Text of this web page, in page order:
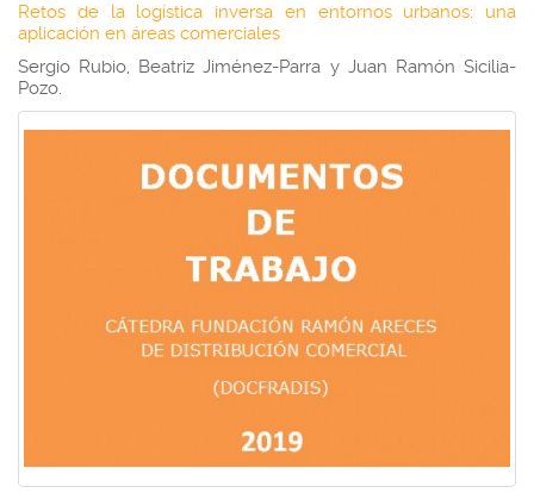
Retos de la logística inversa en entornos urbanos: una
aplicación en áreas comerciales
Sergio Rubio, Beatriz Jiménez-Parra y Juan Ramón Sicilia-
Pozo.